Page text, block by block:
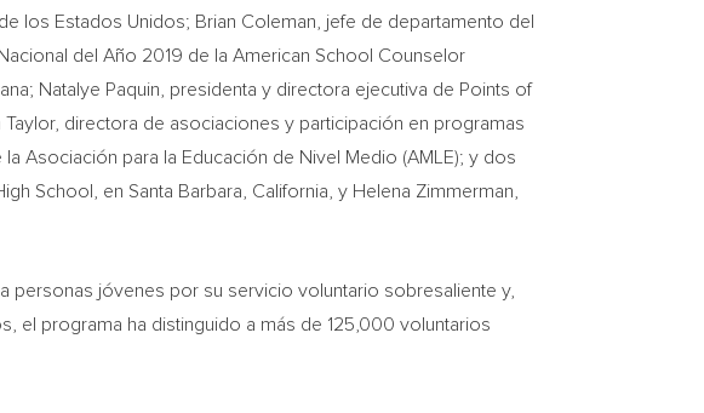
los Estados Unidos; Brian Coleman , jefe de departamento del
del Año 2019 de la American School Counselor
Natalye Paquin , presidenta y directora ejecutiva de Points of
Taylor, directora de asociaciones y participación en programas
la Asociación para la Educación de Nivel Medio (AMLE); y dos
School, en Santa Barbara, California , y Helena Zimmerman
personas jóvenes por su servicio voluntario sobresaliente y,
el programa ha distinguido a más de 125,000 voluntarios